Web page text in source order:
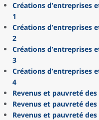
Créations d’entreprises
1
Créations d’entreprises
2
Créations d’entreprises
3
Créations d’entreprises
4
Revenus et pauvreté
Revenus et pauvreté
Revenus et pauvreté